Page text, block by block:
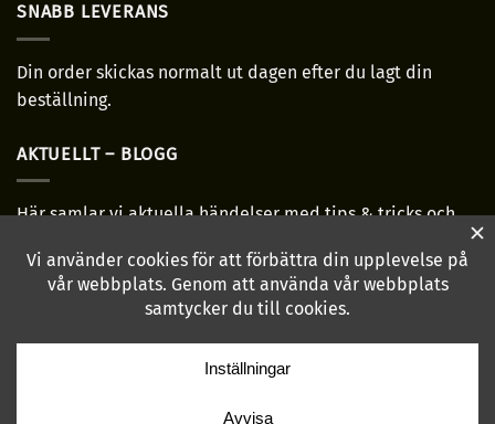
SNABB LEVERANS
Din order skickas normalt ut dagen efter du lagt din
beställning.
AKTUELLT – BLOGG
Här samlar vi aktuella händelser med tips & tricks och
HÖR AV DIG!